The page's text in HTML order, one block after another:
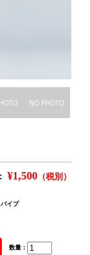
¥1,500 （税別）
イプ
数量：